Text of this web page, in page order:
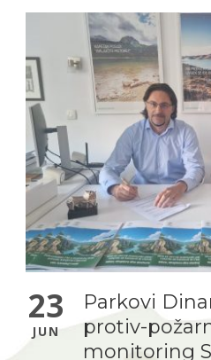
23
JUN
Parkovi
protiv-
monitoring